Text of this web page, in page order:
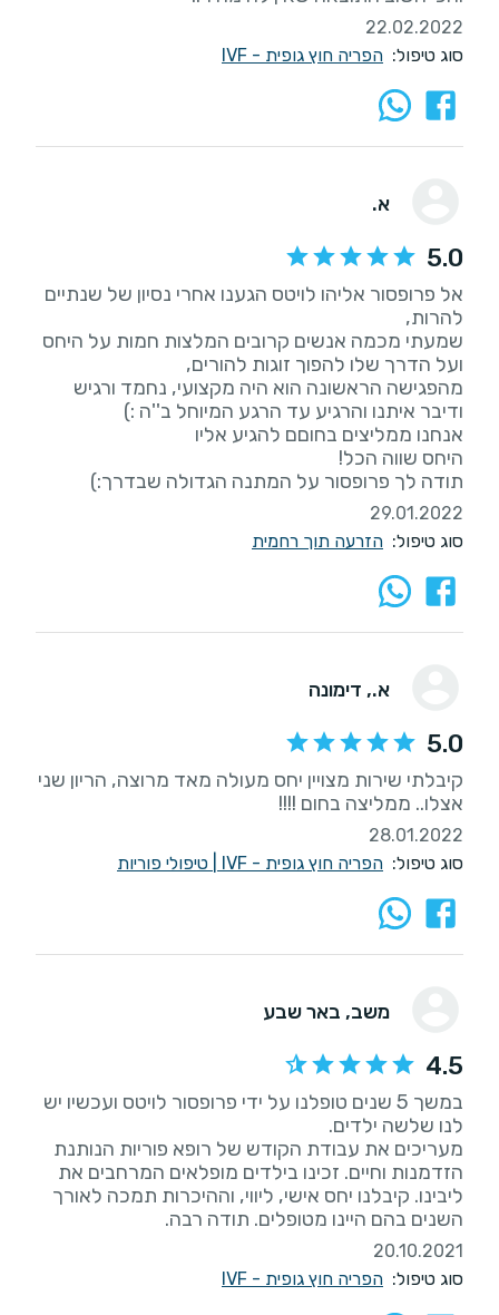
22.02.2022
סוג טיפול: הפריה חוץ גופית - IVF
א.
5.0
אל פרופסור אליהו לויטס הגענו אחרי נסיון של שנתיים
שמעתי מכמה אנשים קרובים המלצות חמות על היחס
מהפגישה הראשונה הוא היה מקצועי, נחמד ורגיש
תודה לך פרופסור על המתנה הגדולה שבדרך:)
29.01.2022
סוג טיפול: הזרעה תוך רחמית
א., דימונה
5.0
קיבלתי שירות מצויין יחס מעולה מאד מרוצה, הריון שני
אצלו.. ממליצה בחום !!!!
28.01.2022
סוג טיפול: הפריה חוץ גופית - IVF טיפולי פוריות
משב, באר שבע
4.5
במשך 5 שנים טופלנו על ידי פרופסור לויטס ועכשיו יש
מעריכים את עבודת הקודש של רופא פוריות הנותנת
הזדמנות וחיים. זכינו בילדים מופלאים המרחבים את
ליבינו. קיבלנו יחס אישי, ליווי, וההיכרות תמכה לאורך
השנים בהם היינו מטופלים. תודה רבה.
20.10.2021
סוג טיפול: הפריה חוץ גופית - IVF